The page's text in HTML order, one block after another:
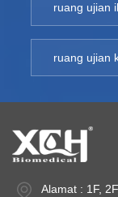
ruang ujian
ruang ujian
Alamat : 1F,